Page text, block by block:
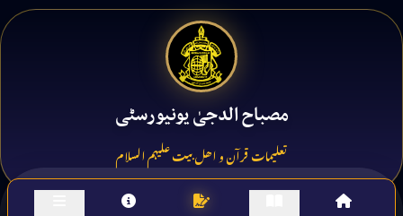
مصباح الدجیٰ یونیورسٹی
تعلیمات قرآن و اھل بیت علیہم السلام